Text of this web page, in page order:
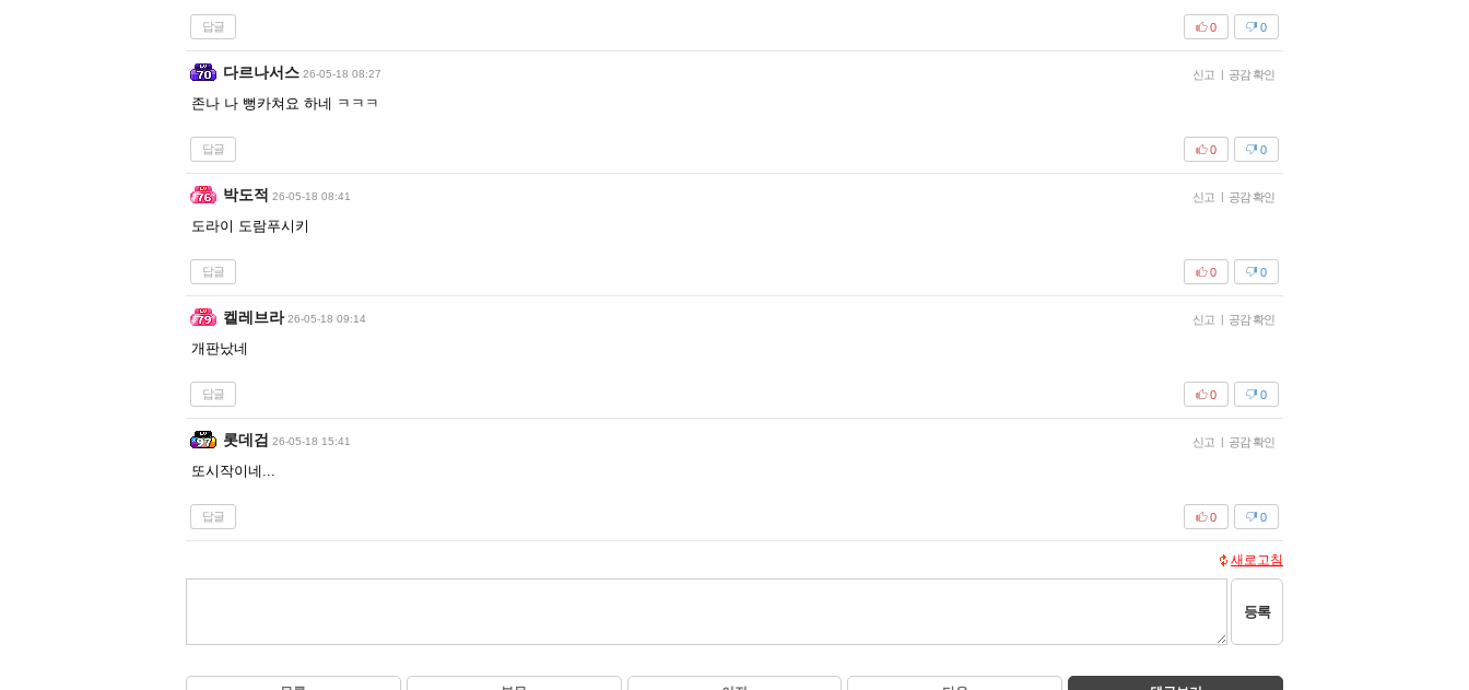
답글 0
0
다르나서스 26-05-18 08:27 신고 | 공감 확인
존나 나 뻥카쳐요 하네 ㅋㅋㅋ
답글 0
0
박도적 26-05-18 08:41 신고 | 공감 확인
도라이 도람푸시키
답글 0
0
켈레브라 26-05-18 09:14 신고 | 공감 확인
개판났네
답글 0
0
롯데검 26-05-18 15:41 신고 | 공감 확인
또시작이네...
답글 0
0
새로고침
등록